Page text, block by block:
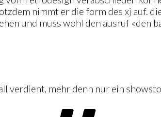
nimmt er die form des xj auf.
und muss wohl den ausruf «den
verdient, mehr denn nur ein